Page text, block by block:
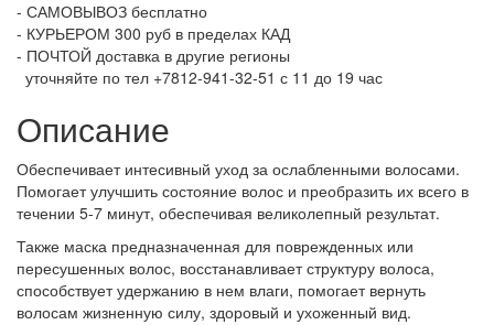
- САМОВЫВОЗ бесплатно
- КУРЬЕРОМ 300 руб в пределах КАД
- ПОЧТОЙ доставка в другие регионы
уточняйте по тел +7812-941-32-51 с 11 до 19 час
Описание
Обеспечивает интесивный уход за ослабленными волосами.
Помогает улучшить состояние волос и преобразить их всего в
течении 5-7 минут, обеспечивая великолепный результат.
Также маска предназначенная для поврежденных или
пересушенных волос, восстанавливает структуру волоса,
способствует удержанию в нем влаги, помогает вернуть
волосам жизненную силу, здоровый и ухоженный вид.